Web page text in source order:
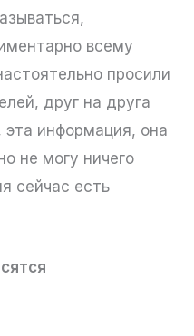
всему
просили
друг на друга
эта информация, она
не могу ничего
сейчас есть